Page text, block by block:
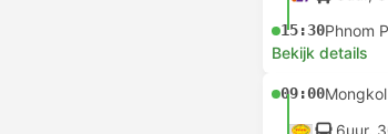
15:30Phnom
Bekijk details
09:00
6uur,